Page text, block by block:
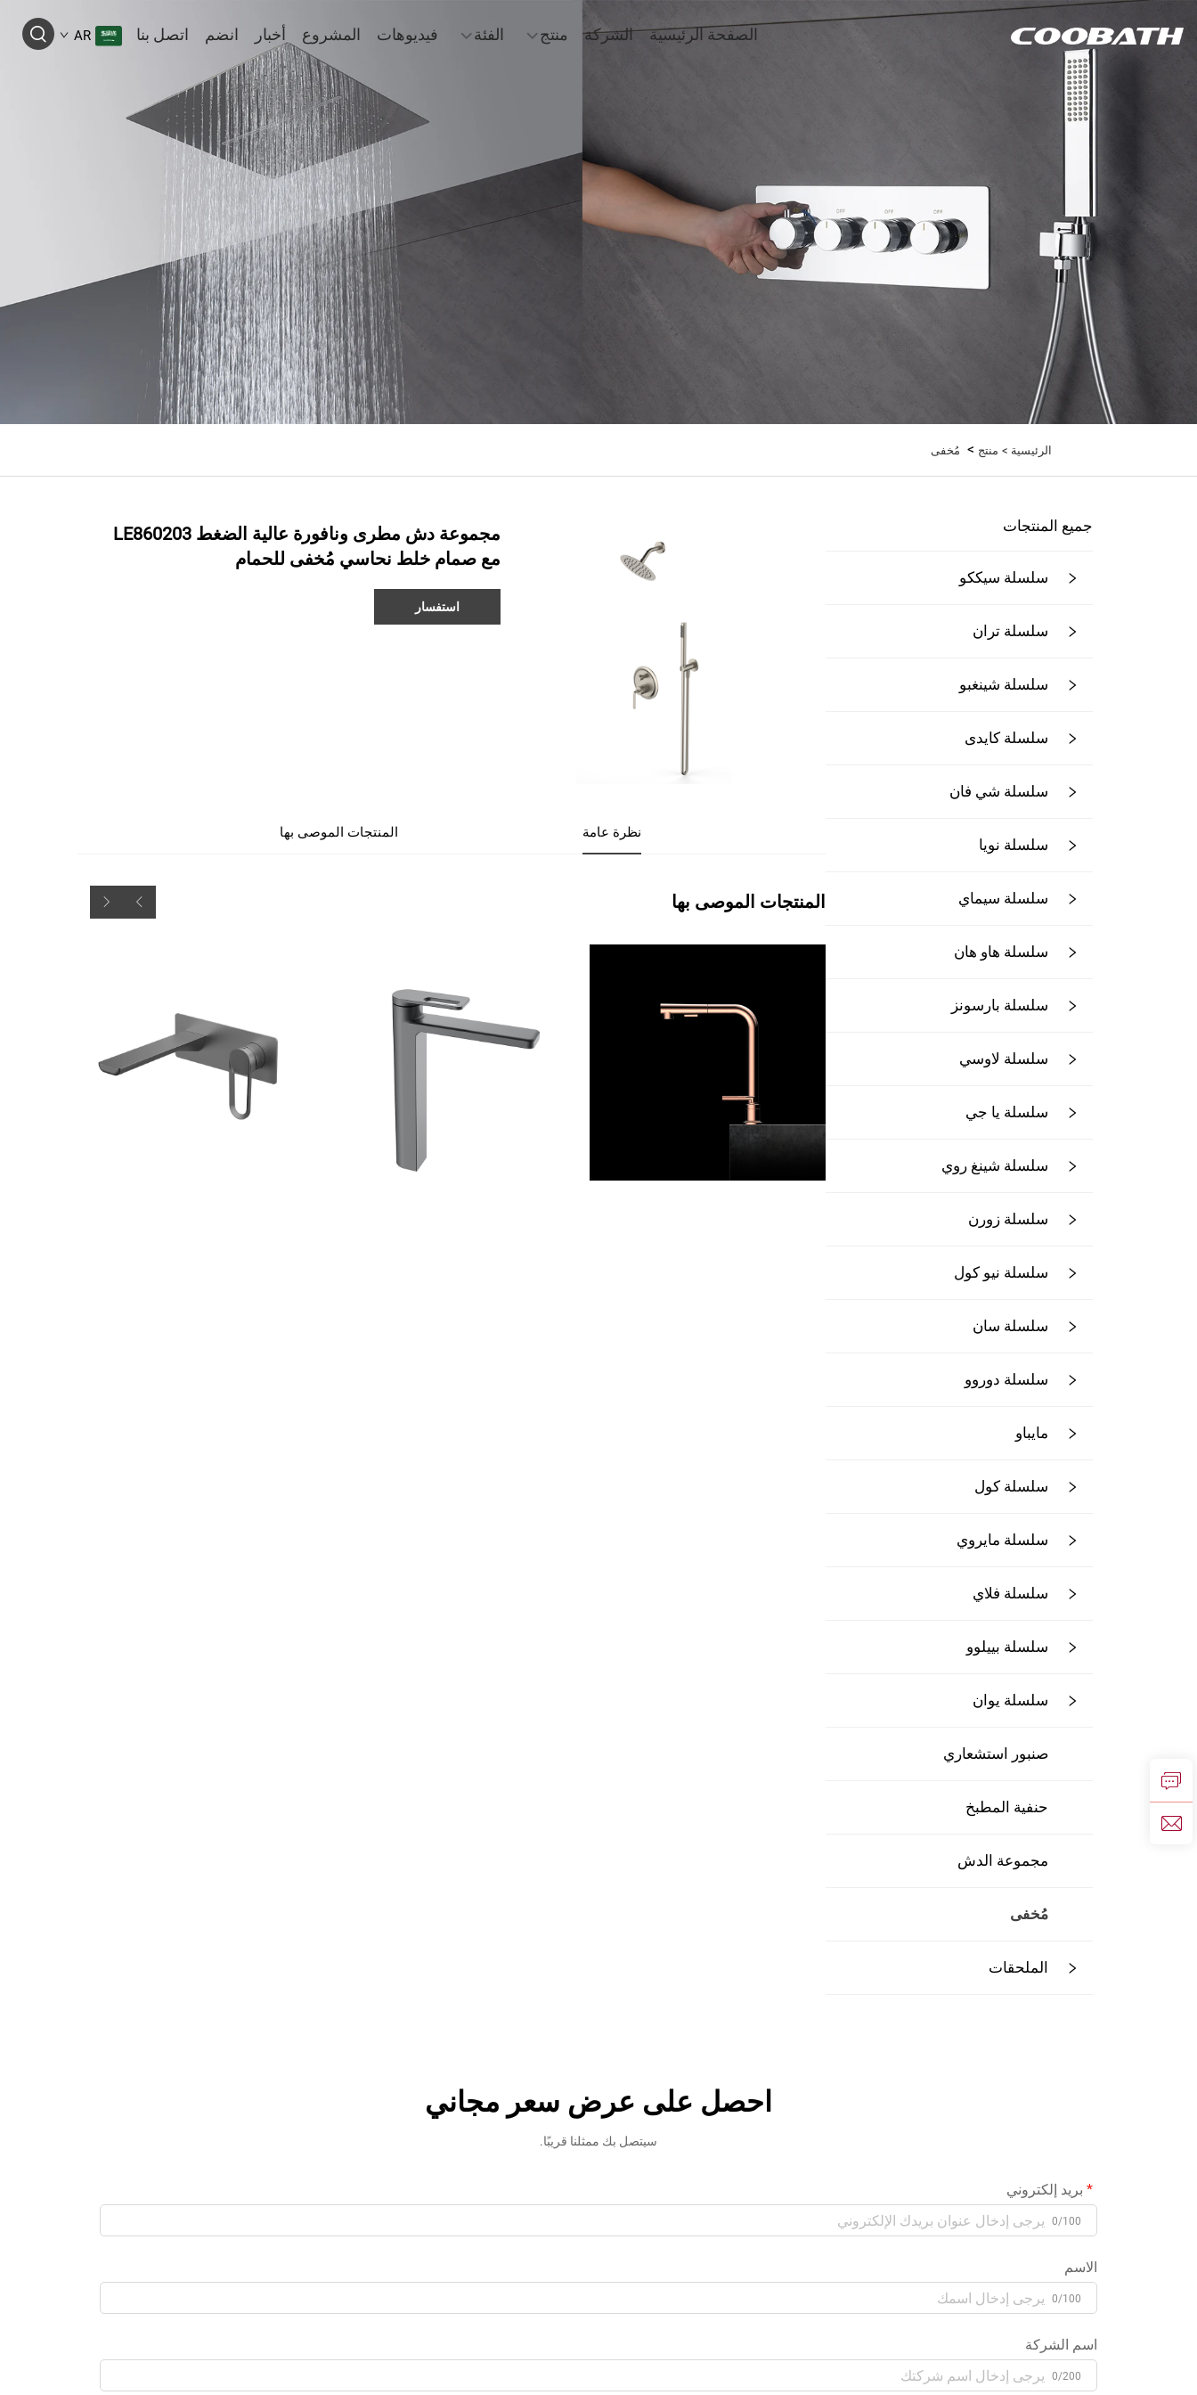
الصفحة الرئيسية الشركة منتج الفئة فيديوهات المشروع أخبار انضم اتصل بنا AR
الرئيسية > منتج > مُخفى
جميع المنتجات
سلسلة سيككو
سلسلة تران
سلسلة شينغبو
سلسلة كايدى
سلسلة شي فان
سلسلة نويا
سلسلة سيماي
سلسلة هاو هان
سلسلة بارسونز
سلسلة لاوسي
سلسلة يا جي
سلسلة شينغ روي
سلسلة زورن
سلسلة نيو كول
سلسلة سان
سلسلة دوروو
مايباو
سلسلة كول
سلسلة مايروي
سلسلة فلاي
سلسلة بييلوو
سلسلة يوان
صنبور استشعاري
حنفية المطبخ
مجموعة الدش
مُخفى
الملحقات
مجموعة دش مطرى ونافورة عالية الضغط LE860203
مع صمام خلط نحاسي مُخفى للحمام
استفسار
نظرة عامة المنتجات الموصى بها
المنتجات الموصى بها
احصل على عرض سعر مجاني
سيتصل بك ممثلنا قريبًا.
بريد إلكتروني
0/100
الاسم
0/100
اسم الشركة
0/200